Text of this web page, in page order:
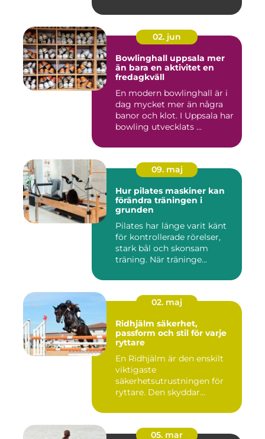
02. jun
Bowlinghall uppsala mer
än bara en aktivitet en
fredagkväll
En modern bowlinghall är i
dag mycket mer än några
banor och klot. I Uppsala har
bowling utvecklats ...
09. maj
Hur pilates maskiner kan
förändra träningen i
grunden
Pilates har länge varit känt
för kontrollerade rörelser,
stark bål och skonsam
träning. När träninge...
02. maj
Ridhjälm säkerhet,
passform och stil för varje
ryttare
En Ridhjälm är den enskilt
viktigaste
säkerhetsutrustningen för
ryttare. Den skyddar
05. mar